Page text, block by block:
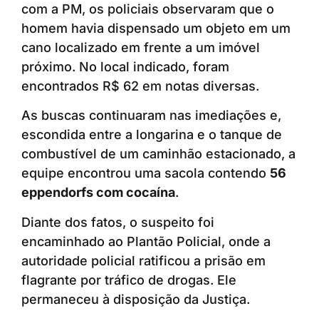
com a PM, os policiais observaram que o
homem havia dispensado um objeto em um
cano localizado em frente a um imóvel
próximo. No local indicado, foram
encontrados R$ 62 em notas diversas.
As buscas continuaram nas imediações e,
escondida entre a longarina e o tanque de
combustível de um caminhão estacionado, a
equipe encontrou uma sacola contendo 56
eppendorfs com cocaína.
Diante dos fatos, o suspeito foi
encaminhado ao Plantão Policial, onde a
autoridade policial ratificou a prisão em
flagrante por tráfico de drogas. Ele
permaneceu à disposição da Justiça.